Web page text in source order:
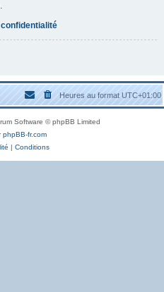
Heures au formatUTC+01:00
Software © phpBB Limited
phpBB-fr.com
| Conditions